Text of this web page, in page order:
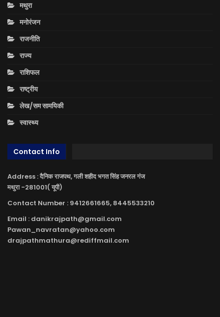
मथुरा
मनोरंजन
राजनीति
राज्य
राशिफल
राष्ट्रीय
लेख/सम सामयिकी
स्वास्थ्य
Contact Info
Address : दैनिक राजपथ, गली शहीद भगत सिंह जनरल गंज
मथुरा -281001( यूपी)
Contact Number : 9412661665, 8445533210
Email : danikrajpath@gmail.com
Pawan_navratan@yahoo.com
drajpathmathura@rediffmail.com